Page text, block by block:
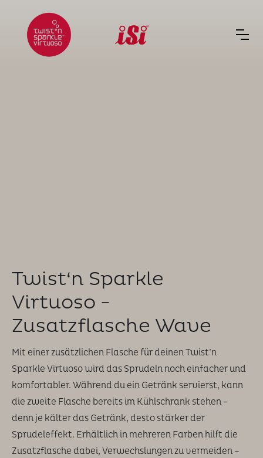
Twist‘n Sparkle
Virtuoso -
Zusatzflasche Wave
Mit einer zusätzlichen Flasche für deinen Twist’n
Sparkle Virtuoso wird das Sprudeln noch einfacher und
komfortabler. Während du ein Getränk servierst, kann
die zweite Flasche bereits im Kühlschrank stehen –
denn je kälter das Getränk, desto stärker der
Sprudeleffekt. Erhältlich in mehreren Farben hilft die
Zusatzflasche dabei, Verwechslungen zu vermeiden –